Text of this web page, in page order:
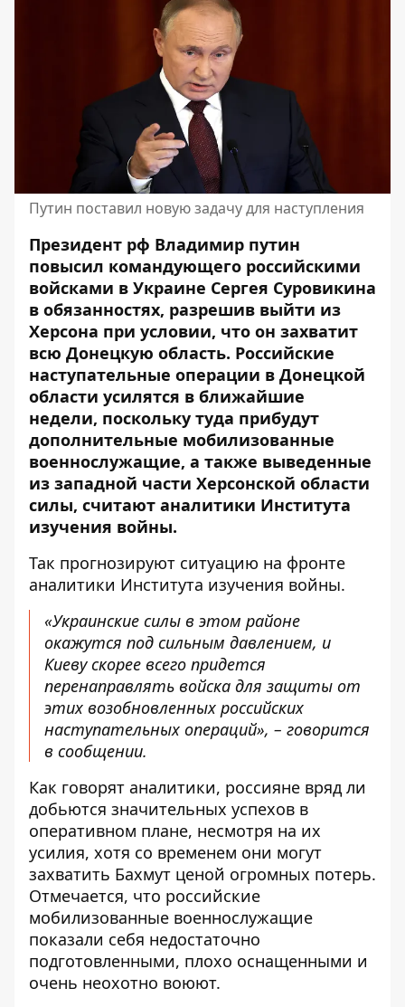
Путин поставил новую задачу для наступления
Президент рф Владимир путин
повысил командующего российскими
войсками в Украине Сергея Суровикина
в обязанностях, разрешив выйти из
Херсона при условии, что он захватит
всю Донецкую область. Российские
наступательные операции в Донецкой
области усилятся в ближайшие
недели, поскольку туда прибудут
дополнительные мобилизованные
военнослужащие, а также выведенные
из западной части Херсонской области
силы, считают аналитики Института
изучения войны.
Так прогнозируют ситуацию на фронте
аналитики Института изучения войны.
«Украинские силы в этом районе
окажутся под сильным давлением, и
Киеву скорее всего придется
перенаправлять войска для защиты от
этих возобновленных российских
наступательных операций», – говорится
в сообщении.
Как говорят аналитики, россияне вряд ли
добьются значительных успехов в
оперативном плане, несмотря на их
усилия, хотя со временем они могут
захватить Бахмут ценой огромных потерь.
Отмечается, что российские
мобилизованные военнослужащие
показали себя недостаточно
подготовленными, плохо оснащенными и
очень неохотно воюют.